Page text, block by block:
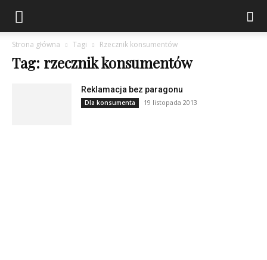
Strona główna Tagi Rzecznik konsumentów
Tag: rzecznik konsumentów
Reklamacja bez paragonu
Dla konsumenta 19 listopada 2013